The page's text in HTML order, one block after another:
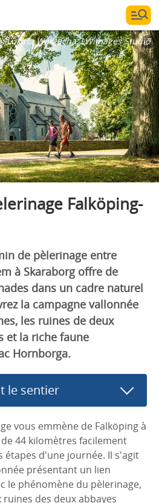
Lukasz Warzecha, LWimages Studio
Falköping-
de pèlerinage entre
à Skaraborg offre de
dans un cadre naturel
la campagne vallonnée
les ruines de deux
et la riche faune
Hornborga.
le sentier
vous emmène de Falköping à
44 kilomètres facilement
étapes d'une journée. Il s'agit
présentant un lien
le phénomène du pèlerinage,
des deux abbayes